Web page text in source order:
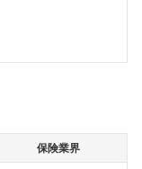
保険業界